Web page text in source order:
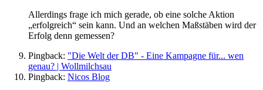
Allerdings frage ich mich gerade, ob eine solche Aktion
„erfolgreich“ sein kann. Und an welchen Maßstäben wird der
Erfolg denn gemessen?
Pingback: "Die Welt der DB" - Eine Kampagne für... wen
genau? | Wollmilchsau
Pingback: Nicos Blog